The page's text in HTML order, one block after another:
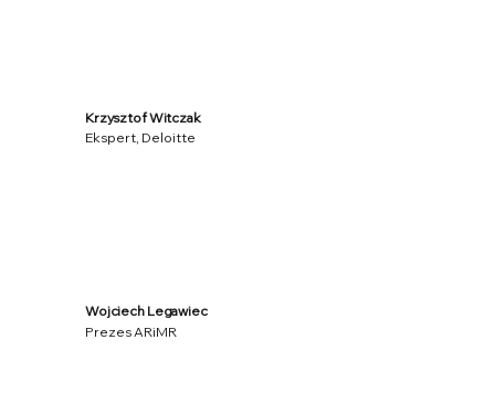
Krzysztof Witczak
Ekspert, Deloitte
Wojciech Legawiec
Prezes ARiMR